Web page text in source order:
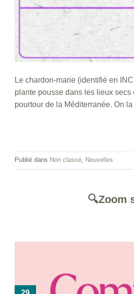
Le chardon-marie (identifié en
plante pousse dans les lieux
pourtour de la Méditerranée. On
Publié dans Non classé Nouvelles
🔍Zoom